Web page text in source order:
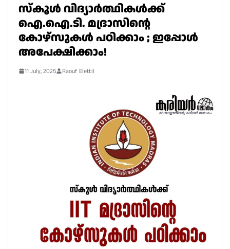
സ്കൂൾ വിദ്യാർത്ഥികൾക്ക്
ഐ.ഐ.ടി. മദ്രാസിന്റെ
കോഴ്സുകൾ പഠിക്കാം ; ഇപ്പോൾ
അപേക്ഷിക്കാം!
11 July, 2025 Raouf Elettil